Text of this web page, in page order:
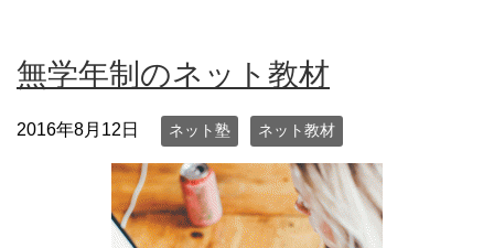
無学年制のネット教材
2016年8月12日 ネット塾 ネット教材